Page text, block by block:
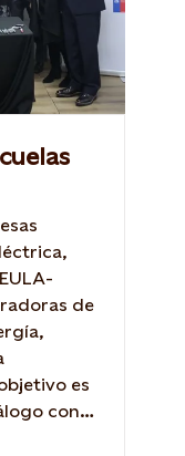
de
es
con
país.